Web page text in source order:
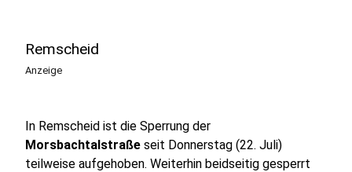
Remscheid
Anzeige
In Remscheid ist die Sperrung der
Morsbachtalstraße seit Donnerstag (22. Juli)
teilweise aufgehoben. Weiterhin beidseitig gesperrt